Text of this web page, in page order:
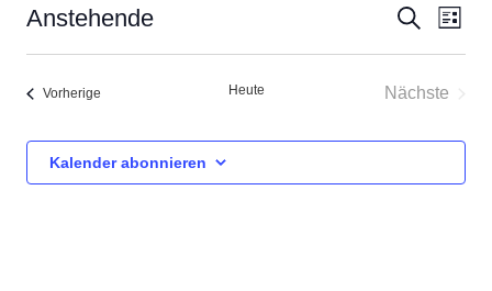
Suche
und
Suche
Liste
Anstehende
Datum
Vorherige Heute
Nächste
Kalender abonnieren